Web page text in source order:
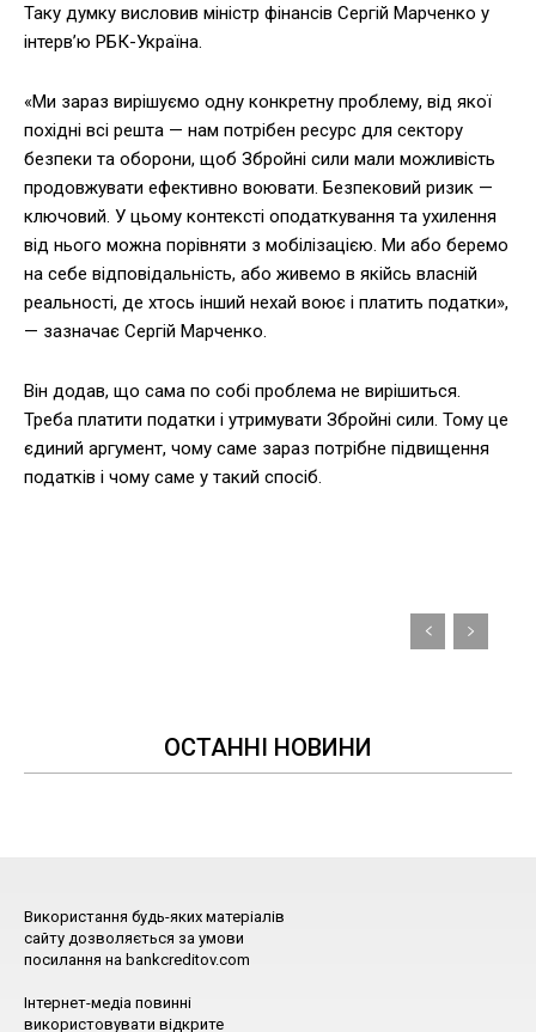
Таку думку висловив міністр фінансів Сергій Марченко у
інтерв’ю РБК-Україна.
«Ми зараз вирішуємо одну конкретну проблему, від якої
похідні всі решта — нам потрібен ресурс для сектору
безпеки та оборони, щоб Збройні сили мали можливість
продовжувати ефективно воювати. Безпековий ризик —
ключовий. У цьому контексті оподаткування та ухилення
від нього можна порівняти з мобілізацією. Ми або беремо
на себе відповідальність, або живемо в якійсь власній
реальності, де хтось інший нехай воює і платить податки»,
— зазначає Сергій Марченко.
Він додав, що сама по собі проблема не вирішиться.
Треба платити податки і утримувати Збройні сили. Тому це
єдиний аргумент, чому саме зараз потрібне підвищення
податків і чому саме у такий спосіб.
ОСТАННІ НОВИНИ
Використання будь-яких матеріалів
сайту дозволяється за умови
посилання на bankcreditov.com
Інтернет-медіа повинні
використовувати відкрите